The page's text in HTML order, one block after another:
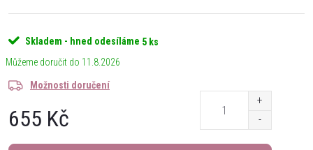
Skladem - hned odesíláme 5 ks
11.8.2026
Možnosti doručení
655 Kč